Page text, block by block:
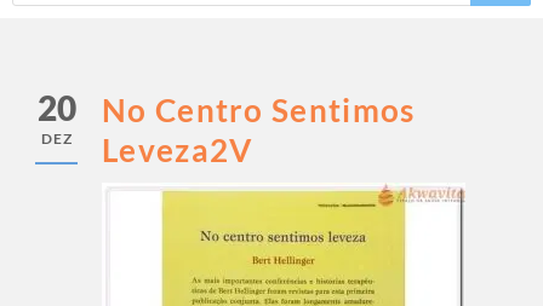
20
DEZ
No Centro Sentimos
Leveza2V